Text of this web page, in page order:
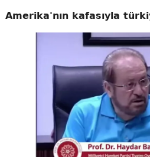
Amerika'nın kafasıyla